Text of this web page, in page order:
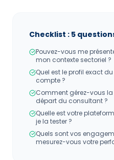
Checklist : 5
Pouvez-vous me
mon contexte sectoriel ?
Quel est le profil exact
compte ?
Comment gérez-vous
départ du consultant ?
Quelle est votre
je la tester ?
Quels sont vos
mesurez-vous votre